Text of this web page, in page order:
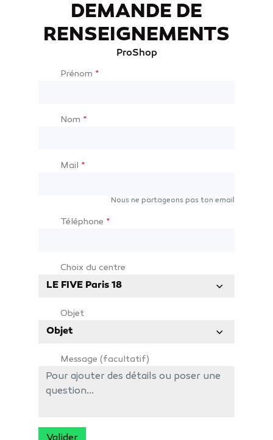
DEMANDE DE
RENSEIGNEMENTS
ProShop
Prénom *
Nom *
Mail *
Nous ne partageons pas ton email
Téléphone *
Choix du centre
LE FIVE Paris 18
Objet
Objet
Message (facultatif)